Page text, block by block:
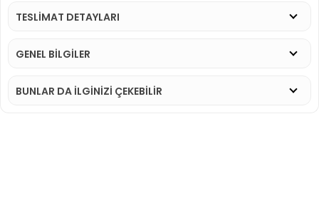
TESLİMAT DETAYLARI
GENEL BİLGİLER
BUNLAR DA İLGINIZI ÇEKEBILIR